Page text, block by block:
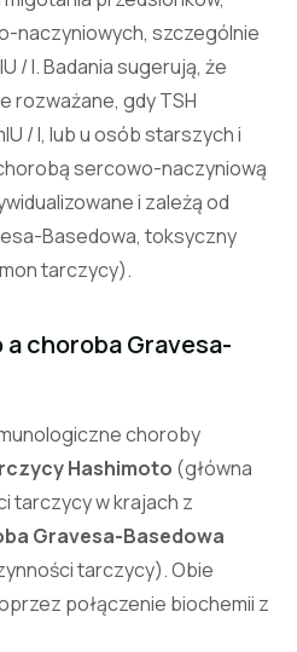
naczyniowych, szczególnie
/ l. Badania sugerują, że
rozważane, gdy TSH
/ l, lub u osób starszych i
sercowo-naczyniową
i zależą od
Basedowa, toksyczny
tarczycy).
choroba Gravesa-
choroby
Hashimoto (główna
tarczycy w krajach z
Gravesa-Basedowa
tarczycy). Obie
połączenie biochemii z